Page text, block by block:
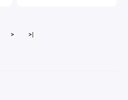
> >|